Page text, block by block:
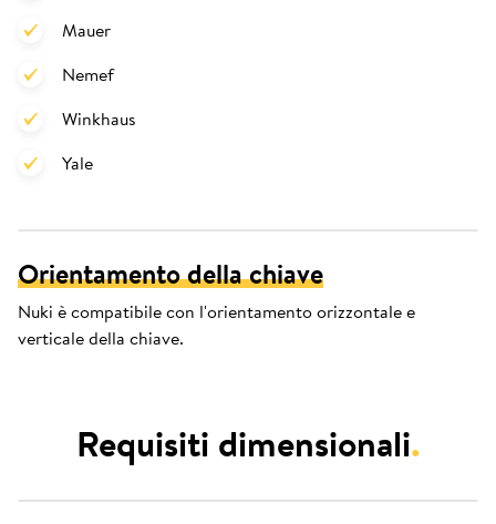
Mauer
Nemef
Winkhaus
Yale
Orientamento della chiave
Nuki è compatibile con l'orientamento orizzontale e
verticale della chiave.
Requisiti dimensionali.